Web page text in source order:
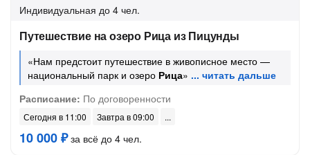
Индивидуальная до 4 чел.
Путешествие на озеро Рица из Пицунды
«Нам предстоит путешествие в живописное место —
национальный парк и озеро Рица»
Расписание: По договоренности
Сегодня в 11:00 Завтра в 09:00
10 000 ₽за всё до 4 чел.